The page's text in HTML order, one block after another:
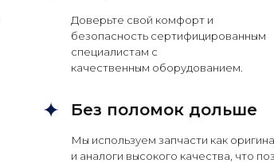
Доверьте свой комфорт и
безопасность сертифицированным
специалистам с
качественным оборудованием.
Без поломок дольше
Мы используем запчасти как
и аналоги высокого качества, что